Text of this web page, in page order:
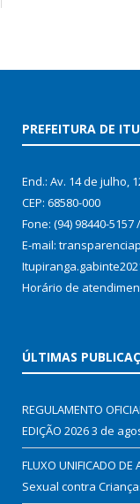
PREFEITURA DE
End.: Av. 14 de julho,
CEP: 68580-000
Fone: (94) 98440-5157
E-mail:
Horário de
ÚLTIMAS
REGULAMENTO
EDIÇÃO 20263 de
FLUXO UNIFICADO
Sexual contra